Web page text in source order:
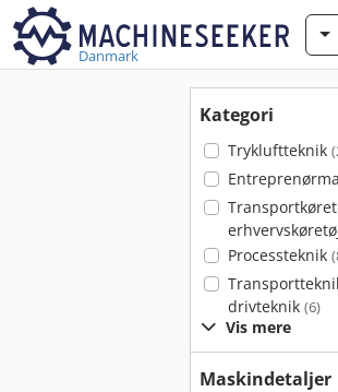
Danmark
Kategori
Trykluftteknik
Processteknik
drivteknik (6)
Vis mere
Maskindetaljer